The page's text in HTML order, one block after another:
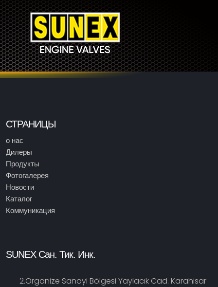
СТРАНИЦЫ
о нас
Дилеры
Продукты
Фотогалерея
Новости
Каталог
Коммуникация
SUNEX Сан. Тик. Инк.
2.Organize Sanayi Bölgesi Yaylacık Cad. Karahisar